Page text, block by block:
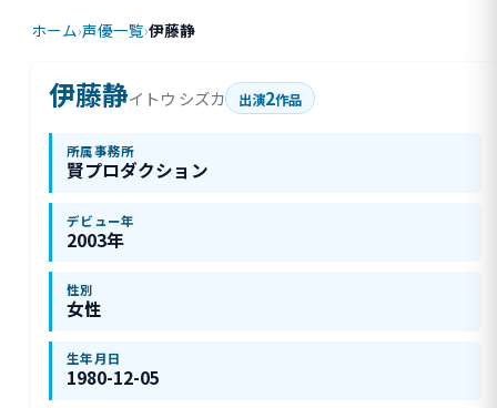
ホーム›声優一覧›伊藤静
伊藤静イトウ シズカ 出演2作品
所属事務所
賢プロダクション
デビュー年
2003年
性別
女性
生年月日
1980-12-05